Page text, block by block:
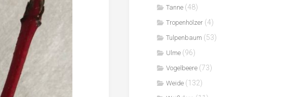
Tanne (48)
Tropenhölzer (4)
Tulpenbaum (53)
Ulme (96)
Vogelbeere (73)
Weide (132)